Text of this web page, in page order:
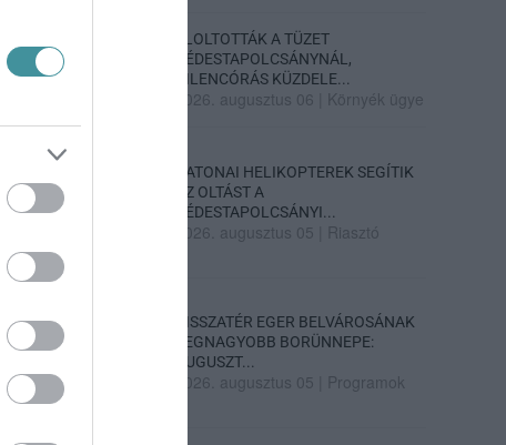
ELOLTOTTÁK A TÜZET
DÉDESTAPOLCSÁNYNÁL,
KILENCÓRÁS KÜZDELE...
2026. augusztus 06 Környék ügye
KATONAI HELIKOPTEREK SEGÍTIK
AZ OLTÁST A
DÉDESTAPOLCSÁNYI...
2026. augusztus 05 Riasztó
VISSZATÉR EGER BELVÁROSÁNAK
LEGNAGYOBB BORÜNNEPE:
AUGUSZT...
2026. augusztus 05 Programok